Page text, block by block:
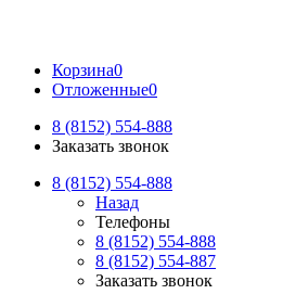
Корзина0
Отложенные0
8 (8152) 554-888
Заказать звонок
8 (8152) 554-888
Назад
Телефоны
8 (8152) 554-888
8 (8152) 554-887
Заказать звонок